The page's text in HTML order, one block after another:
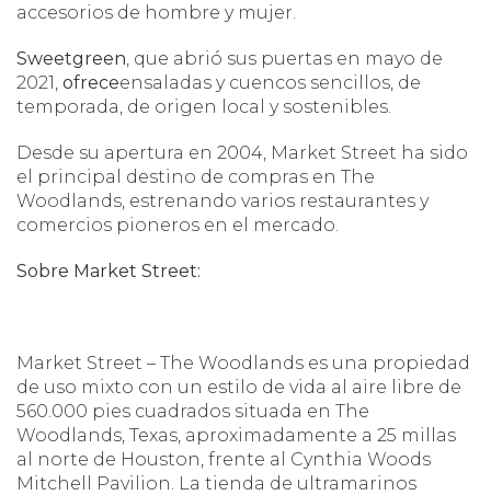
accesorios de hombre y mujer.
Sweetgreen, que abrió sus puertas en mayo de
2021, ofreceensaladas y cuencos sencillos, de
temporada, de origen local y sostenibles.
Desde su apertura en 2004, Market Street ha sido
el principal destino de compras en The
Woodlands, estrenando varios restaurantes y
comercios pioneros en el mercado.
Sobre Market Street:
Market Street – The Woodlands es una propiedad
de uso mixto con un estilo de vida al aire libre de
560.000 pies cuadrados situada en The
Woodlands, Texas, aproximadamente a 25 millas
al norte de Houston, frente al Cynthia Woods
Mitchell Pavilion. La tienda de ultramarinos